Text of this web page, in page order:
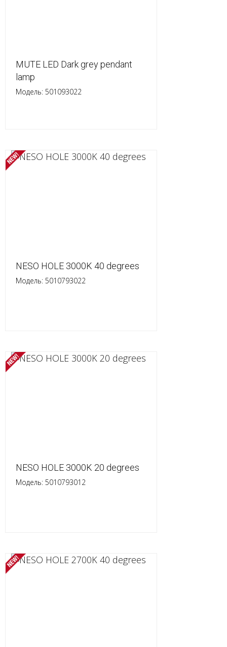
MUTE LED Dark grey pendant
lamp
Модель: 501093022
NESO HOLE 3000K 40 degrees
Модель: 5010793022
NESO HOLE 3000K 20 degrees
Модель: 5010793012